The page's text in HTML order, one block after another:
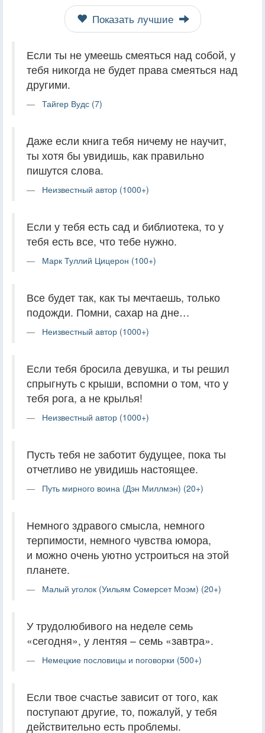
Показать лучшие
Если ты не умеешь смеяться над собой, у
тебя никогда не будет права смеяться над
другими.
Тайгер Вудс (7)
Даже если книга тебя ничему не научит,
ты хотя бы увидишь, как правильно
пишутся слова.
Неизвестный автор (1000+)
Если у тебя есть сад и библиотека, то у
тебя есть все, что тебе нужно.
Марк Туллий Цицерон (100+)
Все будет так, как ты мечтаешь, только
подожди. Помни, сахар на дне…
Неизвестный автор (1000+)
Если тебя бросила девушка, и ты решил
спрыгнуть с крыши, вспомни о том, что у
тебя рога, а не крылья!
Неизвестный автор (1000+)
Пусть тебя не заботит будущее, пока ты
отчетливо не увидишь настоящее.
Путь мирного воина (Дэн Миллмэн) (20+)
Немного здравого смысла, немного
терпимости, немного чувства юмора,
и можно очень уютно устроиться на этой
планете.
Малый уголок (Уильям Сомерсет Моэм) (20+)
У трудолюбивого на неделе семь
«сегодня», у лентяя – семь «завтра».
Немецкие пословицы и поговорки (500+)
Если твое счастье зависит от того, как
поступают другие, то, пожалуй, у тебя
действительно есть проблемы.